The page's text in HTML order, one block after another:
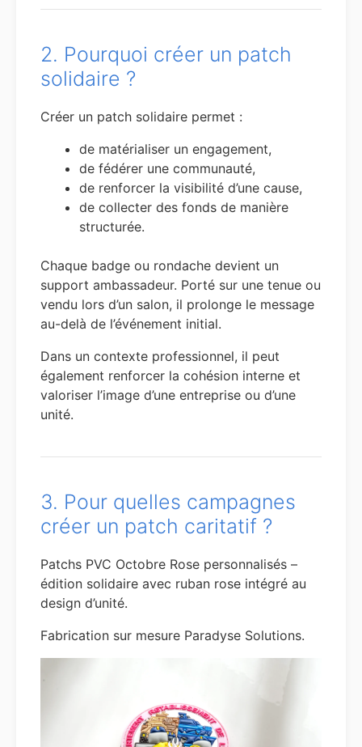
2. Pourquoi créer un patch
solidaire ?
Créer un patch solidaire permet :
de matérialiser un engagement,
de fédérer une communauté,
de renforcer la visibilité d’une cause,
de collecter des fonds de manière
structurée.
Chaque badge ou rondache devient un
support ambassadeur. Porté sur une tenue ou
vendu lors d’un salon, il prolonge le message
au-delà de l’événement initial.
Dans un contexte professionnel, il peut
également renforcer la cohésion interne et
valoriser l’image d’une entreprise ou d’une
unité.
3. Pour quelles campagnes
créer un patch caritatif ?
Patchs PVC Octobre Rose personnalisés –
édition solidaire avec ruban rose intégré au
design d’unité.
Fabrication sur mesure Paradyse Solutions.